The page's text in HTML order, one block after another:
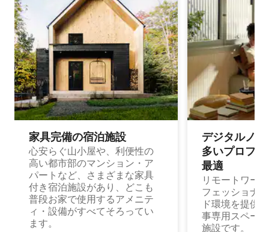
家具完備の宿⁠泊⁠施⁠設
心安らぐ山小屋や、利便性の
高い都市部のマンション・ア
パートなど、さまざまな家具
付き宿泊施設があり、どこも
普段お家で使用するアメニテ
ィ・設備がすべてそろってい
ます。
デジタルノ
多⁠いプ⁠ロ⁠フ⁠
最⁠適
リモートワー
フェッショナ
ド環境を提供
事専用スペー
施設です。